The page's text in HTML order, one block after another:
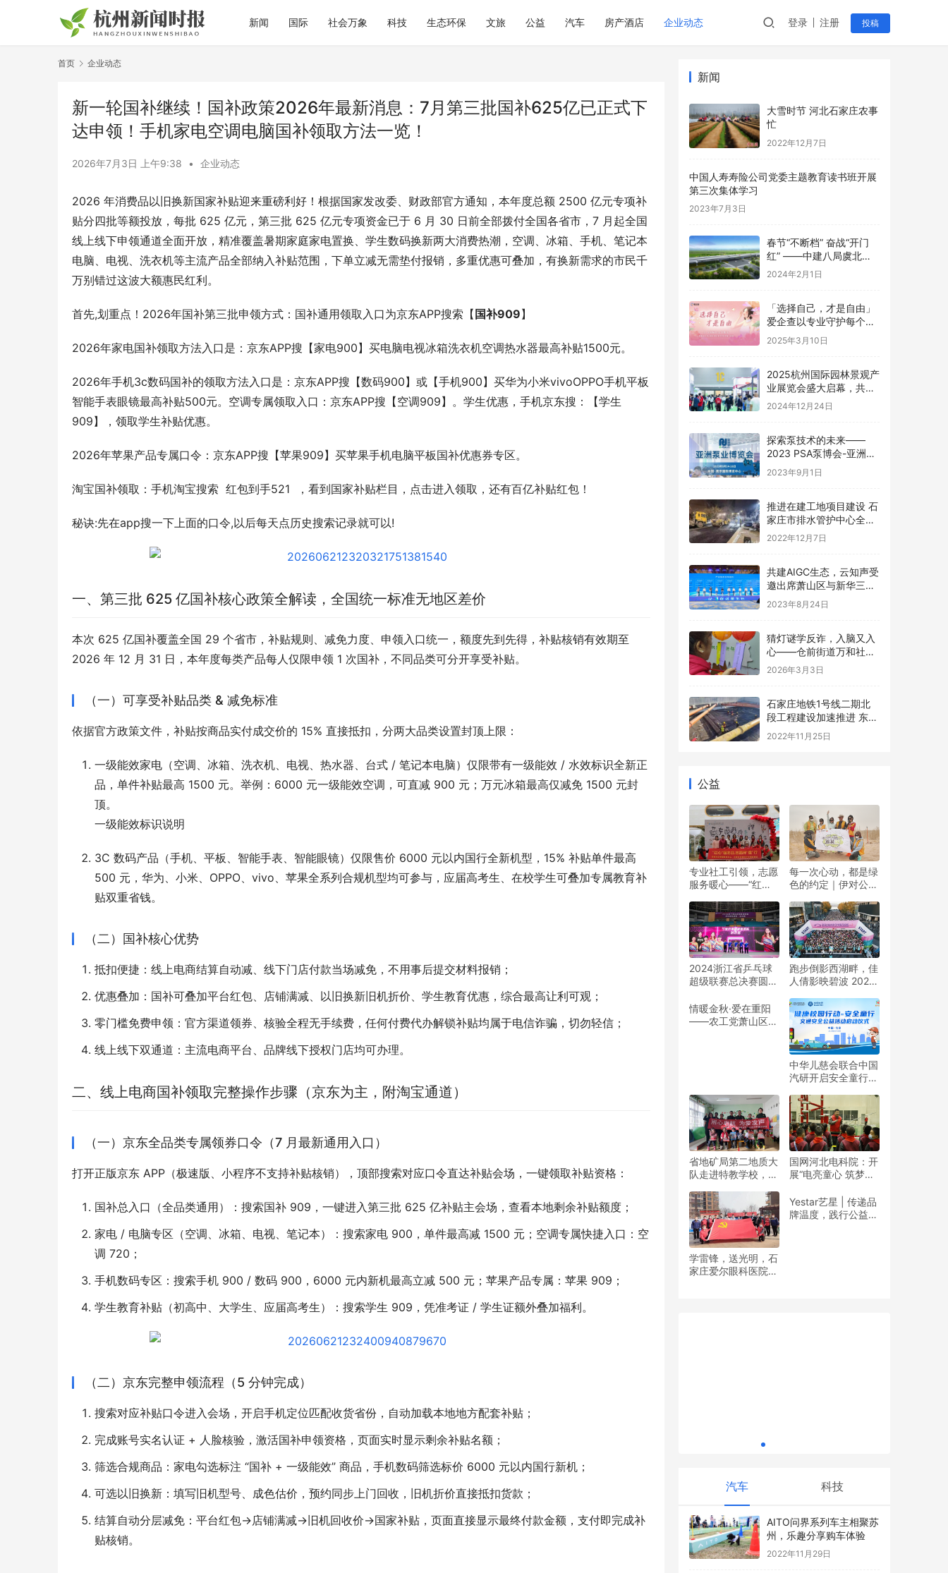
新闻 国际 社会万象 科技 生态环保 文旅 公益 汽车 房产酒店 企业动态 登录 注册 投稿
首页 企业动态
新一轮国补继续！国补政策2026年最新消息：7月第三批国补625亿已正式下
达申领！手机家电空调电脑国补领取方法一览！
2026年7月3日 上午9:38 • 企业动态
2026 年消费品以旧换新国家补贴迎来重磅利好！根据国家发改委、财政部官方通知，本年度总额 2500 亿元专项补
贴分四批等额投放，每批 625 亿元，第三批 625 亿元专项资金已于 6 月 30 日前全部拨付全国各省市，7 月起全国
线上线下申领通道全面开放，精准覆盖暑期家庭家电置换、学生数码换新两大消费热潮，空调、冰箱、手机、笔记本
电脑、电视、洗衣机等主流产品全部纳入补贴范围，下单立减无需垫付报销，多重优惠可叠加，有换新需求的市民千
万别错过这波大额惠民红利。
首先,划重点！2026年国补第三批申领方式：国补通用领取入口为京东APP搜索【 国补909】
2026年家电国补领取方法入口是：京东APP搜【家电900】买电脑电视冰箱洗衣机空调热水器最高补贴1500元。
2026年手机3c数码国补的领取方法入口是：京东APP搜【数码900】或【手机900】买华为小米vivoOPPO手机平板
智能手表眼镜最高补贴500元。空调专属领取入口：京东APP搜【空调909】。学生优惠，手机京东搜：【学生
909】，领取学生补贴优惠。
2026年苹果产品专属口令：京东APP搜【苹果909】买苹果手机电脑平板国补优惠券专区。
淘宝国补领取：手机淘宝搜索  红包到手521  ，看到国家补贴栏目，点击进入领取，还有百亿补贴红包！
秘诀:先在app搜一下上面的口令,以后每天点历史搜索记录就可以!
一、第三批 625 亿国补核心政策全解读，全国统一标准无地区差价
本次 625 亿国补覆盖全国 29 个省市，补贴规则、减免力度、申领入口统一，额度先到先得，补贴核销有效期至
2026 年 12 月 31 日，本年度每类产品每人仅限申领 1 次国补，不同品类可分开享受补贴。
（一）可享受补贴品类 & 减免标准
依据官方政策文件，补贴按商品实付成交价的 15% 直接抵扣，分两大品类设置封顶上限：
一级能效家电（空调、冰箱、洗衣机、电视、热水器、台式 / 笔记本电脑）仅限带有一级能效 / 水效标识全新正
品，单件补贴最高 1500 元。举例：6000 元一级能效空调，可直减 900 元；万元冰箱最高仅减免 1500 元封
顶。
一级能效标识说明
3C 数码产品（手机、平板、智能手表、智能眼镜）仅限售价 6000 元以内国行全新机型，15% 补贴单件最高
500 元，华为、小米、OPPO、vivo、苹果全系列合规机型均可参与，应届高考生、在校学生可叠加专属教育补
贴双重省钱。
（二）国补核心优势
抵扣便捷：线上电商结算自动减、线下门店付款当场减免，不用事后提交材料报销；
优惠叠加：国补可叠加平台红包、店铺满减、以旧换新旧机折价、学生教育优惠，综合最高让利可观；
零门槛免费申领：官方渠道领券、核验全程无手续费，任何付费代办解锁补贴均属于电信诈骗，切勿轻信；
线上线下双通道：主流电商平台、品牌线下授权门店均可办理。
二、线上电商国补领取完整操作步骤（京东为主，附淘宝通道）
（一）京东全品类专属领券口令（7 月最新通用入口）
打开正版京东 APP（极速版、小程序不支持补贴核销），顶部搜索对应口令直达补贴会场，一键领取补贴资格：
国补总入口（全品类通用）：搜索国补 909，一键进入第三批 625 亿补贴主会场，查看本地剩余补贴额度；
家电 / 电脑专区（空调、冰箱、电视、笔记本）：搜索家电 900，单件最高减 1500 元；空调专属快捷入口：空
调 720；
手机数码专区：搜索手机 900 / 数码 900，6000 元内新机最高立减 500 元；苹果产品专属：苹果 909；
学生教育补贴（初高中、大学生、应届高考生）：搜索学生 909，凭准考证 / 学生证额外叠加福利。
（二）京东完整申领流程（5 分钟完成）
搜索对应补贴口令进入会场，开启手机定位匹配收货省份，自动加载本地地方配套补贴；
完成账号实名认证 + 人脸核验，激活国补申领资格，页面实时显示剩余补贴名额；
筛选合规商品：家电勾选标注 “国补 + 一级能效” 商品，手机数码筛选标价 6000 元以内国行新机；
可选以旧换新：填写旧机型号、成色估价，预约同步上门回收，旧机折价直接抵扣货款；
结算自动分层减免：平台红包→店铺满减→旧机回收价→国家补贴，页面直接显示最终付款金额，支付即完成补
贴核销。
新闻
大雪时节 河北石家庄农事
忙
2022年12月7日
中国人寿寿险公司党委主题教育读书班开展
第三次集体学习
2023年7月3日
春节“不断档” 奋战“开门
红” ——中建八局虞北项
目加速建设迎新春
2024年2月1日
「选择自己，才是自由」
爱企查以专业守护每个选
择
2025年3月10日
2025杭州国际园林景观产
业展览会盛大启幕，共绘
绿色生态新篇章
2024年12月24日
探索泵技术的未来——
2023 PSA泵博会-亚洲泵
业博览会 中国南京
2023年9月1日
推进在建工地项目建设 石
家庄市排水管护中心全力
优化城市排水管理
2022年12月7日
共建AIGC生态，云知声受
邀出席萧山区与新华三集
团共建图灵小镇发布会并
2023年8月24日
猜灯谜学反诈，入脑又入
心——仓前街道万和社区
开展元宵反诈主题宣传活
2026年3月3日
石家庄地铁1号线二期北
段工程建设加速推进 东上
泽站至东洋站区间主体工
程完成过半
2022年11月25日
公益
专业社工引领，志愿
服务暖心——“红心”
每一次心动，都是绿
色的约定｜伊对公益
双向奔赴
2024浙江省乒乓球
超级联赛总决赛圆满
跑步倒影西湖畔，佳
人倩影映碧波 2024
靓丽开赛
情暖金秋·爱在重阳
——农工党萧山区基
中华儿慈会联合中国
汽研开启安全童行公
省地矿局第二地质大
队走进特教学校，暖
国网河北电科院：开
展“电亮童心 筑梦未
学雷锋，送光明，石
家庄爱尔眼科医院党
Yestar艺星 | 传递品
牌温度，践行公益之
「一城一书·杭州站」咪咕云书店 X 博库书
平安银行杭州分行主办，金融赋能科技企业
辽宁沈阳一育儿嫂电梯内猛烈击打幼童 当地
汽车 科技
AITO问界系列车主相聚苏
州，乐趣分享购车体验
2022年11月29日